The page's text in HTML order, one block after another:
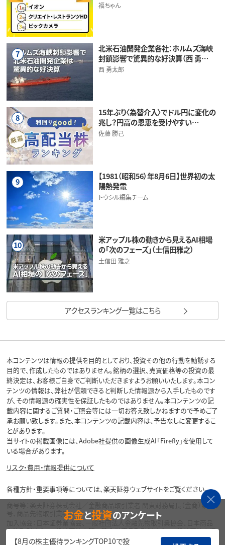
福ちゃん
7
北米石油開発企業各社：ホルムズ海峡
封鎖影響で驚異的な好決算（西 勇…
西 勇太郎
8
15年ぶり〈為替介入〉でドル円に変化の
兆し？円高の恩恵を受けやすい…
佐藤 勝己
9
【1981（昭和56）年8月6日】世界初の太
陽熱発電
トウシル編集チーム
10
米アップル株の動きから見えるAI相場
の「次のフェーズ」（土信田雅之）
土信田 雅之
アクセスランキング一覧はこちら
本コンテンツは情報の提供を目的としており、投資その他の行動を勧誘する
目的で、作成したものではありません。銘柄の選択、売買価格等の投資の最
終決定は、お客様ご自身でご判断いただきますようお願いいたします。本コン
テンツの情報は、弊社が信頼できると判断した情報源から入手したものです
が、その情報源の確実性を保証したものではありません。本コンテンツの記
載内容に関するご質問・ご照会等には一切お答え致しかねますので予めご了
承お願い致します。また、本コンテンツの記載内容は、予告なしに変更するこ
とがあります。
当サイトの掲載画像には、Adobe社提供の画像生成AI「Firefly」を使用して
いる場合があります。
リスク・費用・情報提供について
各種方針・重要事項等については、楽天証券ウェブサイトをご覧ください。
商号等：楽天証券株式会社／金融商品取引業者 関東財務局長（金商）第195
号、商品先物取引業者
加入協会：日本証券業協会、一般社団法人金融先物取引業協会、日本商品
先物取引協会、一般社団法人第二種金融商品取引業協会、一般社団法人資
産運用業協会
お金と投資のアンケート
【8月の株主優待ランキングTOP10で投